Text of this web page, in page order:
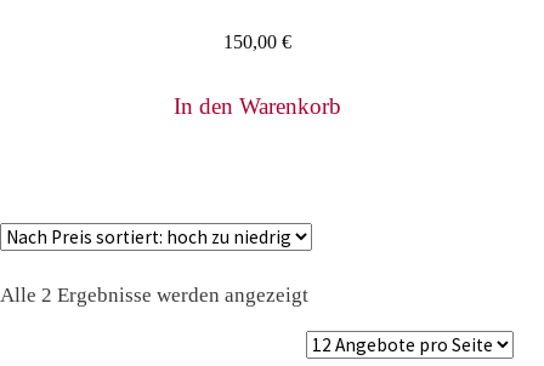
150,00 €
In den Warenkorb
Alle 2 Ergebnisse werden angezeigtNach
sortiert: